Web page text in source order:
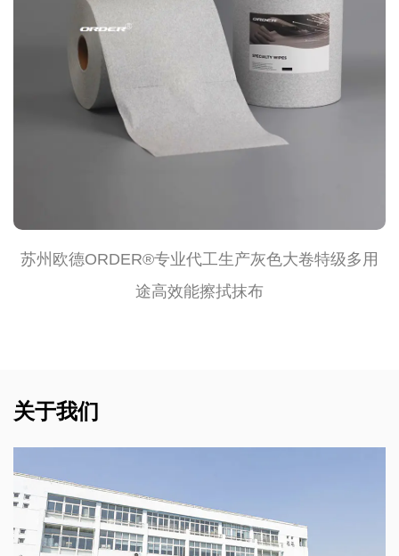
欧德ORDER®KIM-X80W 大卷式压花高吸油吸水多
用途强韧无纺擦拭布
关于我们